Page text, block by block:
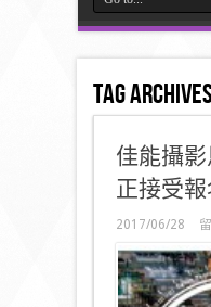
Tag
佳能攝
正接受報
2017/06/28
在
能
攝
影